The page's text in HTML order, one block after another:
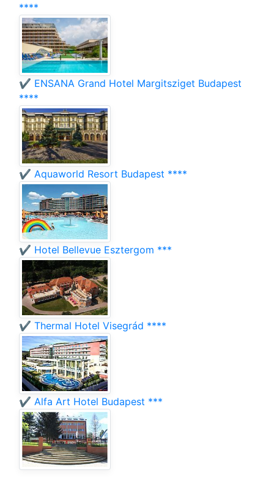
****
✔️ ENSANA Grand Hotel Margitsziget Budapest
****
✔️ Aquaworld Resort Budapest ****
✔️ Hotel Bellevue Esztergom ***
✔️ Thermal Hotel Visegrád ****
✔️ Alfa Art Hotel Budapest ***